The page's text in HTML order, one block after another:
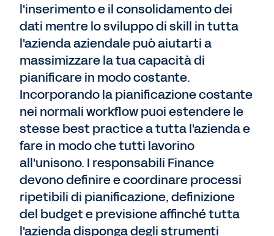
l'inserimento e il consolidamento dei
dati mentre lo sviluppo di skill in tutta
l'azienda aziendale può aiutarti a
massimizzare la tua capacità di
pianificare in modo costante.
Incorporando la pianificazione costante
nei normali workflow puoi estendere le
stesse best practice a tutta l'azienda e
fare in modo che tutti lavorino
all'unisono. I responsabili Finance
devono definire e coordinare processi
ripetibili di pianificazione, definizione
del budget e previsione affinché tutta
l'azienda disponga degli strumenti